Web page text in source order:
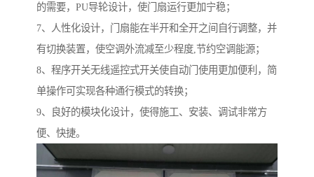
的需要，PU导轮设计，使门扇运行更加宁稳；
7、人性化设计，门扇能在半开和全开之间自行调整，并
有切换装置，使空调外流减至少程度,节约空调能源；
8、程序开关无线遥控式开关使自动门使用更加便利，简
单操作可实现各种通行模式的转换；
9、良好的模块化设计，使得施工、安装、调试非常方
便、快捷。